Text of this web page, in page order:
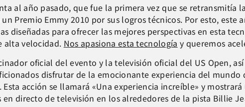
al año pasado, que fue la primera vez que se retransmitía
Premio Emmy 2010 por sus logros técnicos. Por esto,
diseñadas para ofrecer las mejores perspectivas en esta
alta velocidad. Nos apasiona esta tecnología y queremos
oficial del evento y la televisión oficial del US Open,
disfrutar de la emocionante experiencia del
acción se llamará «Una experiencia increíble» y
directo de televisión en los alrededores de la pista Billie